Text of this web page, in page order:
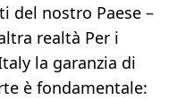
del nostro Paese –
realtà Per i
la garanzia di
è fondamentale: